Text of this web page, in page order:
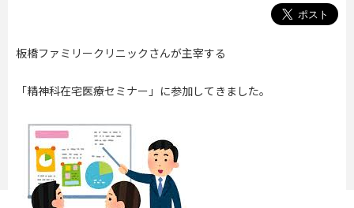
板橋ファミリークリニックさんが主宰する
「精神科在宅医療セミナー」に参加してきました。